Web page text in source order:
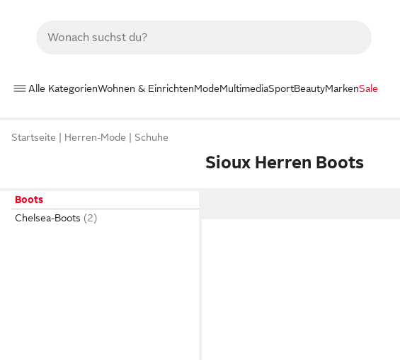
Alle KategorienWohnen & EinrichtenModeMultimediaSportBeautyMarkenSale
Startseite Herren-Mode Schuhe
Sioux Herren Boots
Boots
Chelsea-Boots